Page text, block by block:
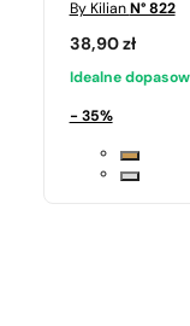
By Kilian N° 822
38,90 zł
Idealne
- 35%